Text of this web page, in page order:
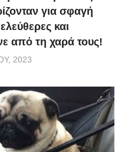
για σφαγή
και
από τη χαρά τους!
2023